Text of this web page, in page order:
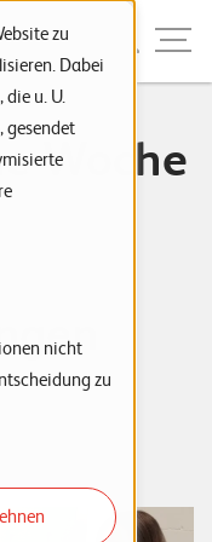
zu
Dabei
die u. U.
gesendet
nicht
zu
Menu
Woche